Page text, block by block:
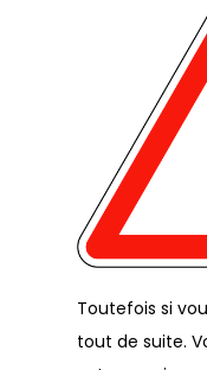
Toutefois si
tout de suite.